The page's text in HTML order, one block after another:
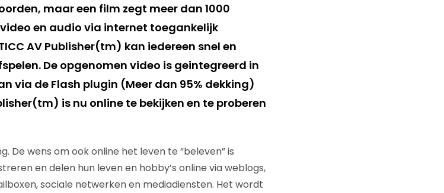
maar een film zegt meer dan 1000
en audio via internet toegankelijk
AV Publisher(tm) kan iedereen snel en
De opgenomen video is geintegreerd in
via de Flash plugin (Meer dan 95% dekking)
is nu online te bekijken en te proberen
De wens om ook online het leven te “beleven” is
en delen hun leven en hobby’s online via weblogs,
sociale netwerken en mediadiensten. Het wordt